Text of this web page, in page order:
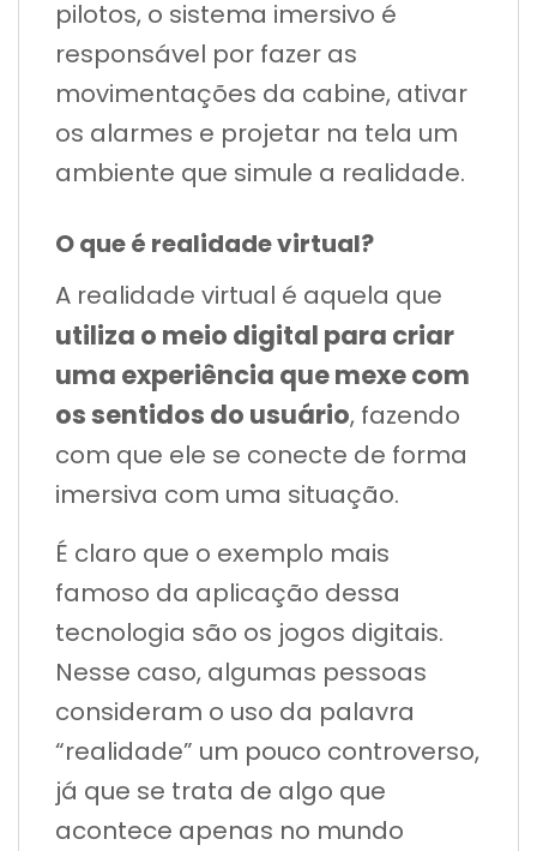
pilotos, o sistema imersivo é
responsável por fazer as
movimentações da cabine, ativar
os alarmes e projetar na tela um
ambiente que simule a realidade.
O que é realidade virtual?
A realidade virtual é aquela que
utiliza o meio digital para criar
uma experiência que mexe com
os sentidos do usuário, fazendo
com que ele se conecte de forma
imersiva com uma situação.
É claro que o exemplo mais
famoso da aplicação dessa
tecnologia são os jogos digitais.
Nesse caso, algumas pessoas
consideram o uso da palavra
“realidade” um pouco controverso,
já que se trata de algo que
acontece apenas no mundo